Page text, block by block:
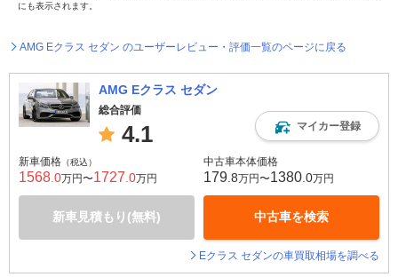
にも表示されます。
AMG Eクラス セダン のユーザーレビュー・評価一覧のページに戻る
AMG Eクラス セダン
総合評価
4.1 マイカー登録
新車価格 （税込）
1568 .0万円〜1727 .0万円
新車見積もり(無料)
中古車本体価格
179 .8万円〜1380 .0万円
中古車を検索
Eクラス セダンの車買取相場を調べる